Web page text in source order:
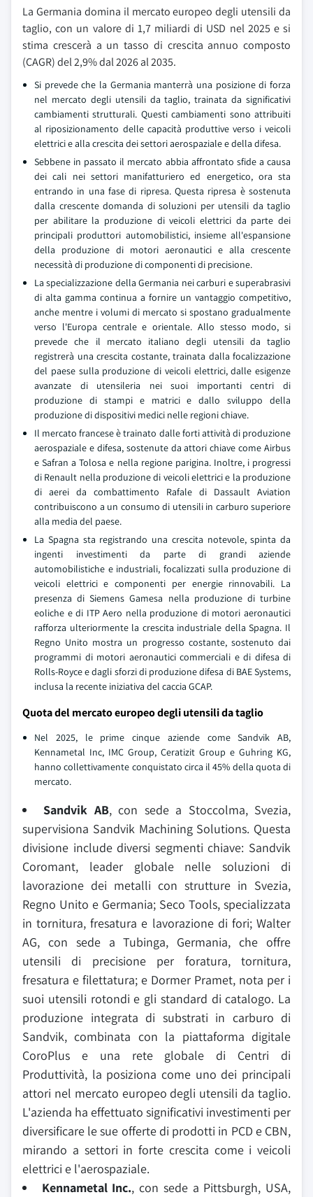
La Germania domina il mercato europeo degli utensili da
taglio, con un valore di 1,7 miliardi di USD nel 2025 e si
stima crescerà a un tasso di crescita annuo composto
(CAGR) del 2,9% dal 2026 al 2035.
Si prevede che la Germania manterrà una posizione di forza
nel mercato degli utensili da taglio, trainata da significativi
cambiamenti strutturali. Questi cambiamenti sono attribuiti
al riposizionamento delle capacità produttive verso i veicoli
elettrici e alla crescita dei settori aerospaziale e della difesa.
Sebbene in passato il mercato abbia affrontato sfide a causa
dei cali nei settori manifatturiero ed energetico, ora sta
entrando in una fase di ripresa. Questa ripresa è sostenuta
dalla crescente domanda di soluzioni per utensili da taglio
per abilitare la produzione di veicoli elettrici da parte dei
principali produttori automobilistici, insieme all'espansione
della produzione di motori aeronautici e alla crescente
necessità di produzione di componenti di precisione.
La specializzazione della Germania nei carburi e superabrasivi
di alta gamma continua a fornire un vantaggio competitivo,
anche mentre i volumi di mercato si spostano gradualmente
verso l'Europa centrale e orientale. Allo stesso modo, si
prevede che il mercato italiano degli utensili da taglio
registrerà una crescita costante, trainata dalla focalizzazione
del paese sulla produzione di veicoli elettrici, dalle esigenze
avanzate di utensileria nei suoi importanti centri di
produzione di stampi e matrici e dallo sviluppo della
produzione di dispositivi medici nelle regioni chiave.
Il mercato francese è trainato dalle forti attività di produzione
aerospaziale e difesa, sostenute da attori chiave come Airbus
e Safran a Tolosa e nella regione parigina. Inoltre, i progressi
di Renault nella produzione di veicoli elettrici e la produzione
di aerei da combattimento Rafale di Dassault Aviation
contribuiscono a un consumo di utensili in carburo superiore
alla media del paese.
La Spagna sta registrando una crescita notevole, spinta da
ingenti investimenti da parte di grandi aziende
automobilistiche e industriali, focalizzati sulla produzione di
veicoli elettrici e componenti per energie rinnovabili. La
presenza di Siemens Gamesa nella produzione di turbine
eoliche e di ITP Aero nella produzione di motori aeronautici
rafforza ulteriormente la crescita industriale della Spagna. Il
Regno Unito mostra un progresso costante, sostenuto dai
programmi di motori aeronautici commerciali e di difesa di
Rolls-Royce e dagli sforzi di produzione difesa di BAE Systems,
inclusa la recente iniziativa del caccia GCAP.
Quota del mercato europeo degli utensili da taglio
Nel 2025, le prime cinque aziende come Sandvik AB,
Kennametal Inc, IMC Group, Ceratizit Group e Guhring KG,
hanno collettivamente conquistato circa il 45% della quota di
mercato.
Sandvik AB, con sede a Stoccolma, Svezia,
supervisiona Sandvik Machining Solutions. Questa
divisione include diversi segmenti chiave: Sandvik
Coromant, leader globale nelle soluzioni di
lavorazione dei metalli con strutture in Svezia,
Regno Unito e Germania; Seco Tools, specializzata
in tornitura, fresatura e lavorazione di fori; Walter
AG, con sede a Tubinga, Germania, che offre
utensili di precisione per foratura, tornitura,
fresatura e filettatura; e Dormer Pramet, nota per i
suoi utensili rotondi e gli standard di catalogo. La
produzione integrata di substrati in carburo di
Sandvik, combinata con la piattaforma digitale
CoroPlus e una rete globale di Centri di
Produttività, la posiziona come uno dei principali
attori nel mercato europeo degli utensili da taglio.
L'azienda ha effettuato significativi investimenti per
diversificare le sue offerte di prodotti in PCD e CBN,
mirando a settori in forte crescita come i veicoli
elettrici e l'aerospaziale.
Kennametal Inc., con sede a Pittsburgh, USA,